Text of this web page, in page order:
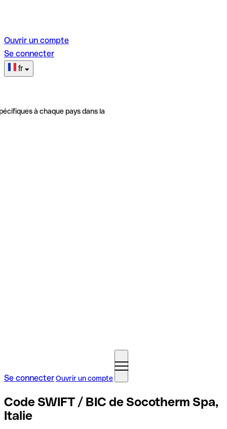
Ouvrir un compte
Se connecter
fr
à chaque pays dans la
Se connecterOuvrir un compte
Code SWIFT / BIC de Socotherm Spa,
Italie